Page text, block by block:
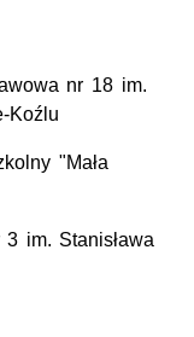
nr 18 im.
Koźlu
"Mała
3 im. Stanisława